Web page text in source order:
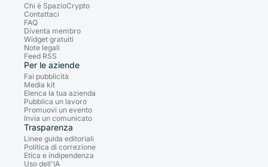
Chi è SpazioCrypto
Contattaci
FAQ
Diventa membro
Widget gratuiti
Note legali
Feed RSS
Per le aziende
Fai pubblicità
Media kit
Elenca la tua azienda
Pubblica un lavoro
Promuovi un evento
Invia un comunicato
Trasparenza
Linee guida editoriali
Politica di correzione
Etica e indipendenza
Uso dell'IA